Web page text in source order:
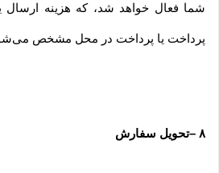
شما فعال خواهد شد، که هزینه ارسال
پرداخت یا پرداخت در محل مشخص
۸ –تحویل سفارش